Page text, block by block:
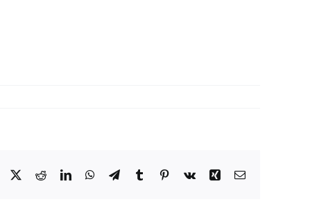
Facebook
X RedditLinkedInWhatsApp
TelegramTumblrPinterest
Vk Xing Correo